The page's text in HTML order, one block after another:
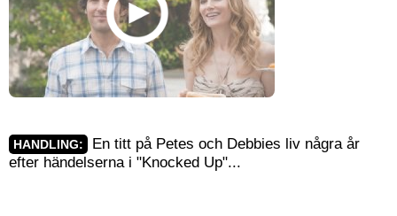
HANDLING:
En titt på Petes och Debbies liv några år
efter händelserna i "Knocked Up"...